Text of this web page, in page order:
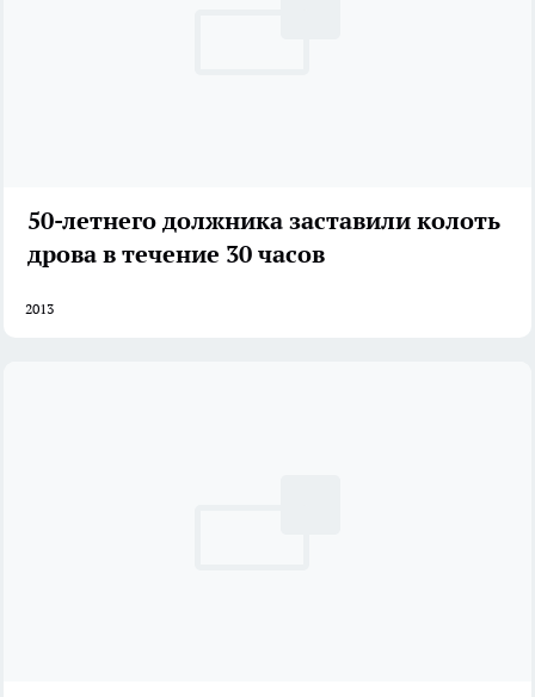
50-летнего должника заставили колоть
дрова в течение 30 часов
2013